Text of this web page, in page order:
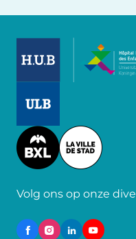
Image
Volg ons op onze